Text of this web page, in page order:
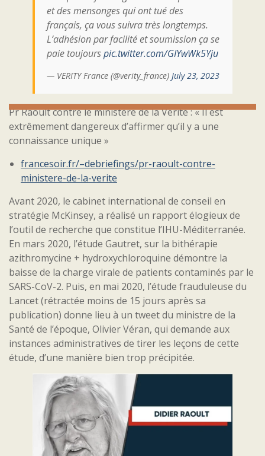
et des mensonges qui ont tué des
français, ça vous suivra très longtemps.
L’adhésion par facilité et soumission ça se
paie toujourspic.twitter.com/GIYwWk5Yju
— VERITY France (@verity_france) July 23, 2023
Pr Raoult contre le ministère de la Vérité : « Il est
extrêmement dangereux d’affirmer qu’il y a une
connaissance unique »
francesoir.fr/–debriefings/pr-raoult-contre-
ministere-de-la-verite
Avant 2020, le cabinet international de conseil en
stratégie McKinsey, a réalisé un rapport élogieux de
l’outil de recherche que constitue l’IHU-Méditerranée.
En mars 2020, l’étude Gautret, sur la bithérapie
azithromycine + hydroxychloroquine démontre la
baisse de la charge virale de patients contaminés par le
SARS-CoV-2. Puis, en mai 2020, l’étude frauduleuse du
Lancet (rétractée moins de 15 jours après sa
publication) donne lieu à un tweet du ministre de la
Santé de l’époque, Olivier Véran, qui demande aux
instances administratives de tirer les leçons de cette
étude, d’une manière bien trop précipitée.